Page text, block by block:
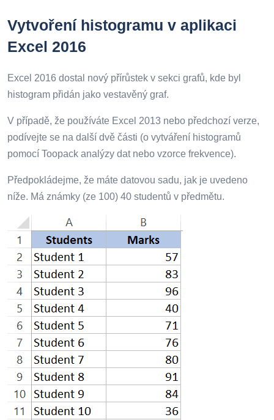
Vytvoření histogramu v aplikaci
Excel 2016
Excel 2016 dostal nový přírůstek v sekci grafů, kde byl
histogram přidán jako vestavěný graf.
V případě, že používáte Excel 2013 nebo předchozí verze,
podívejte se na další dvě části (o vytváření histogramů
pomocí Toopack analýzy dat nebo vzorce frekvence).
Předpokládejme, že máte datovou sadu, jak je uvedeno
níže. Má známky (ze 100) 40 studentů v předmětu.